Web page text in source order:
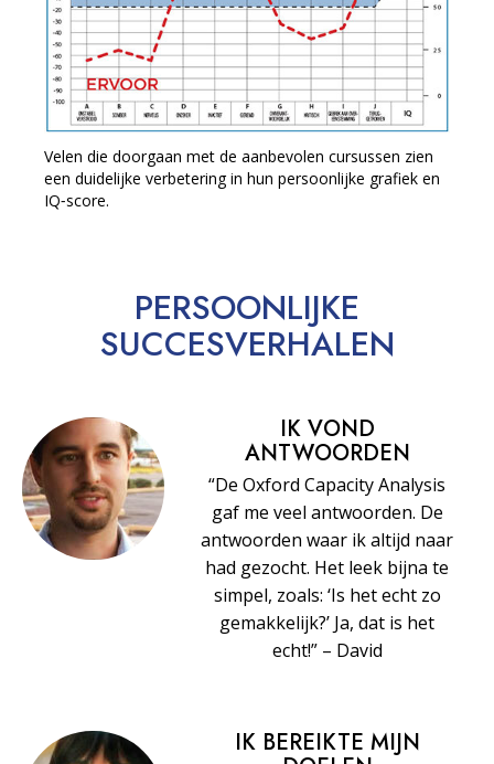
Velen die doorgaan met de aanbevolen cursussen zien
een duidelijke verbetering in hun persoonlijke grafiek en
IQ‑score.
PERSOONLIJKE
SUCCESVERHALEN
IK VOND
ANTWOORDEN
“De Oxford Capacity Analysis
gaf me veel antwoorden. De
antwoorden waar ik altijd naar
had gezocht. Het leek bijna te
simpel, zoals: ‘Is het echt zo
gemakkelijk?’ Ja, dat is het
echt!” – David
IK BEREIKTE MIJN